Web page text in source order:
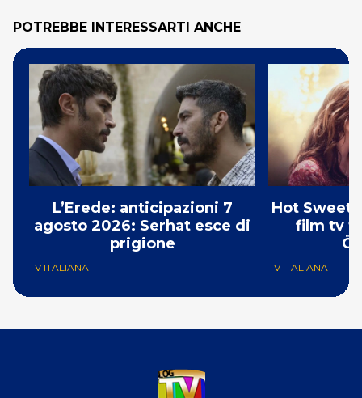
POTREBBE INTERESSARTI ANCHE
L’Erede: anticipazioni 7
agosto 2026: Serhat esce di
prigione
TV ITALIANA
Hot Sweet
film tv
TV ITALIANA